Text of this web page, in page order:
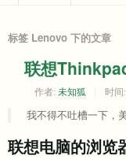
标签 Lenovo 下的文章
联想
作者: 未知狐 时间:
我不得不吐槽一下，
联想电脑的浏览